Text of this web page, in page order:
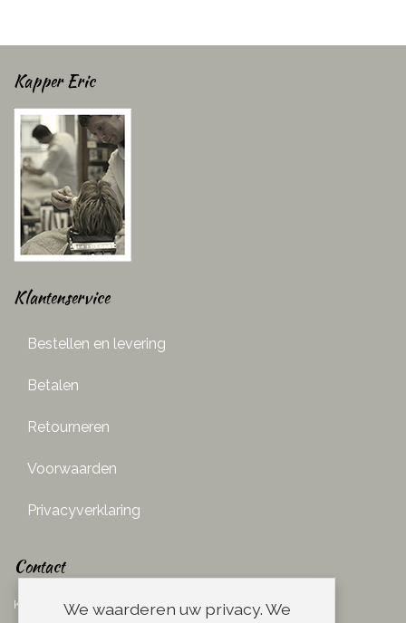
Kapper Eric
Klantenservice
Bestellen en levering
Betalen
Retourneren
Voorwaarden
Privacyverklaring
Contact
Ketelboetersteeg 29
We waarderen uw privacy. We